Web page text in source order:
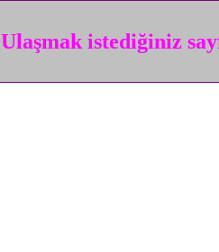
Ulaşmak istediğiniz